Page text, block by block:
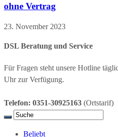
ohne Vertrag
23. November 2023
DSL Beratung und Service
Für Fragen steht unsere Hotline
Uhr zur Verfügung.
Telefon: 0351-30925163 (Ortstarif)
Beliebt